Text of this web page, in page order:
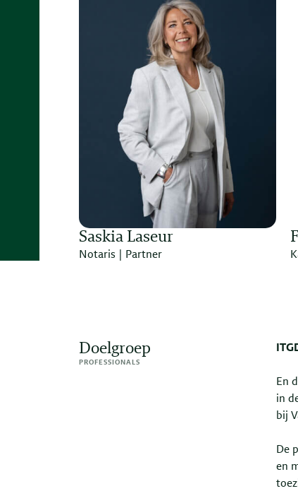
Saskia Laseur
Notaris | Partner
Doelgroep
PROFESSIONALS
En
in
bij
De
en